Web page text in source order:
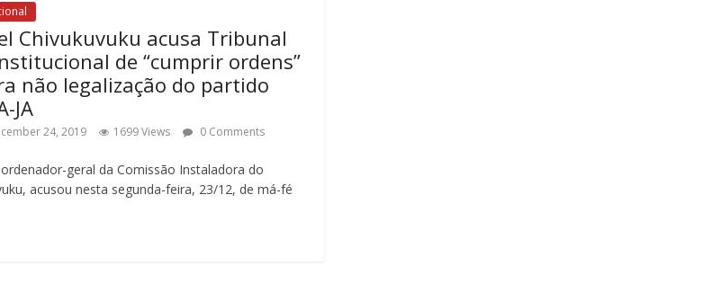
Chivukuvuku acusa Tribunal
de “cumprir ordens”
não legalização do partido
JA
24, 2019 1699 Views 0 Comments
geral da Comissão Instaladora do
acusou nesta segunda-feira, 23/12, de má-fé